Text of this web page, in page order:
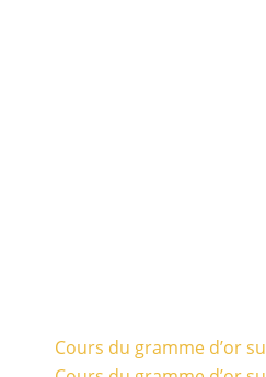
Cours du gramme d’or